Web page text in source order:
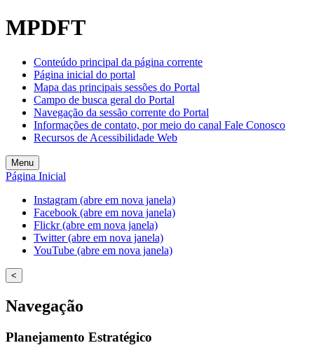
MPDFT
Conteúdo principal da página corrente
Página inicial do portal
Mapa das principais sessões do Portal
Campo de busca geral do Portal
Navegação da sessão corrente do Portal
Informações de contato, por meio do canal Fale Conosco
Recursos de Acessibilidade Web
Menu
Página Inicial
Instagram (abre em nova janela)
Facebook (abre em nova janela)
Flickr (abre em nova janela)
Twitter (abre em nova janela)
YouTube (abre em nova janela)
<
Navegação
Planejamento Estratégico